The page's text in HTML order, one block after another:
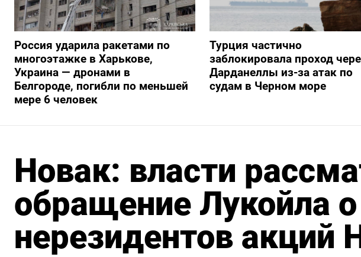
Россия ударила ракетами по
многоэтажке в Харькове,
Украина — дронами в
Белгороде, погибли по меньшей
мере 6 человек
Турция частично
заблокировала проход
Дарданеллы из-за атак по
судам в Черном море
Новак: власти
обращение Лукойла
нерезидентов